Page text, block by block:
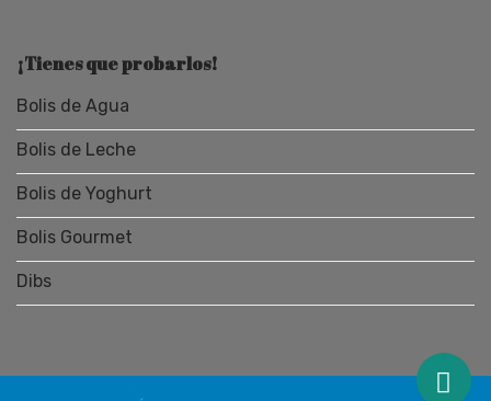
¡Tienes que probarlos!
Bolis de Agua
Bolis de Leche
Bolis de Yoghurt
Bolis Gourmet
Dibs